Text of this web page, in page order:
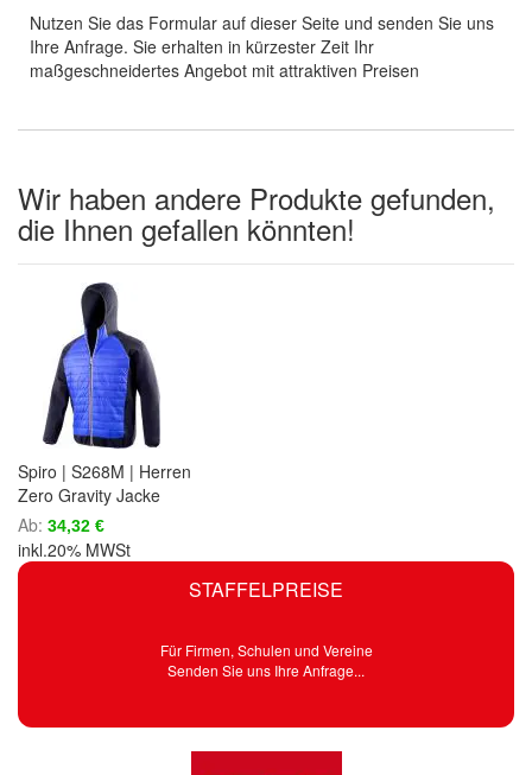
STAFFELPREISE
Für Firmen, Schulen und Vereine
Senden Sie uns Ihre Anfrage...
Nutzen Sie das Formular auf dieser Seite und senden Sie uns
Ihre Anfrage. Sie erhalten in kürzester Zeit Ihr
maßgeschneidertes Angebot mit attraktiven Preisen
Wir haben andere Produkte gefunden,
die Ihnen gefallen könnten!
Spiro | S268M | Herren
Zero Gravity Jacke
Ab 34,32 €
inkl.20% MWSt